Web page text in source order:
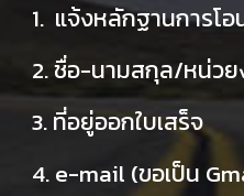
1. แจ้งหลักฐานการโอ
2. ชื่อ-นามสกุล/หน่วย
3. ที่อยู่ออกใบเสร็จ
4. e-mail (ขอเป็น